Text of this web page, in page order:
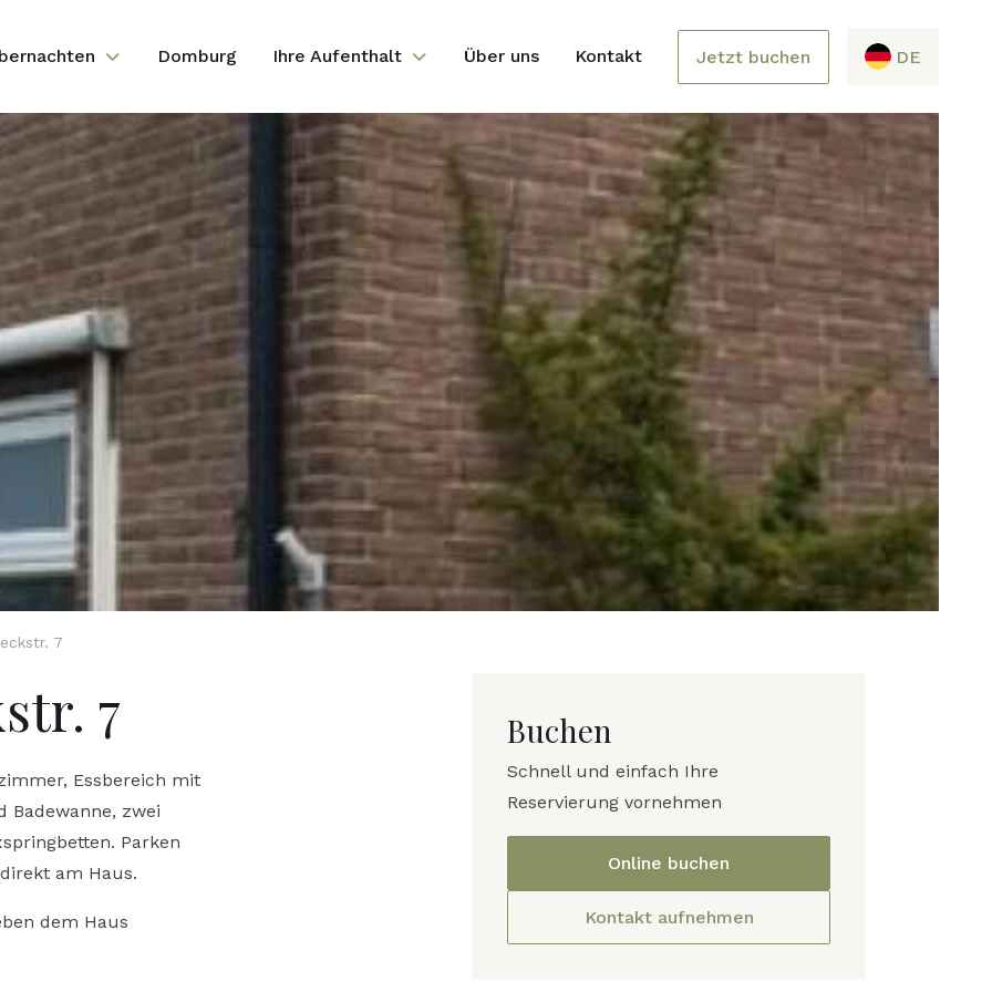
Domburg Ihre Aufenthalt Über uns Kontakt Jetzt buchen DE
7
7
Essbereich mit
Badewanne, zwei
Parken
am Haus.
dem Haus
Buchen
Schnell und einfach Ihre
Reservierung vornehmen
Online buchen
Kontakt aufnehmen